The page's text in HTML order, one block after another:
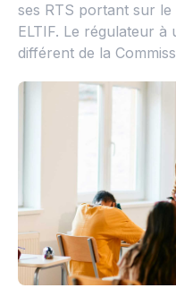
ses RTS portant sur
ELTIF. Le régulateur
différent de la